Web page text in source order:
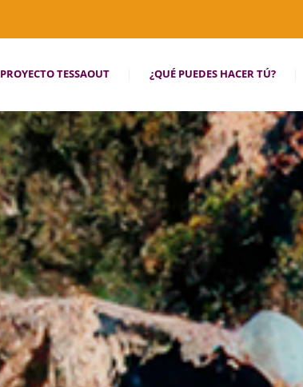
PROYECTO TESSAOUT ¿QUÉ PUEDES HACER TÚ?